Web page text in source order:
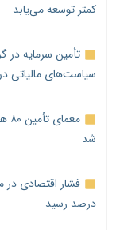
کمتر توسعه می‌یابد
تأمین سرمایه
سیاست‌های مالیاتی
شد
درصد رسید